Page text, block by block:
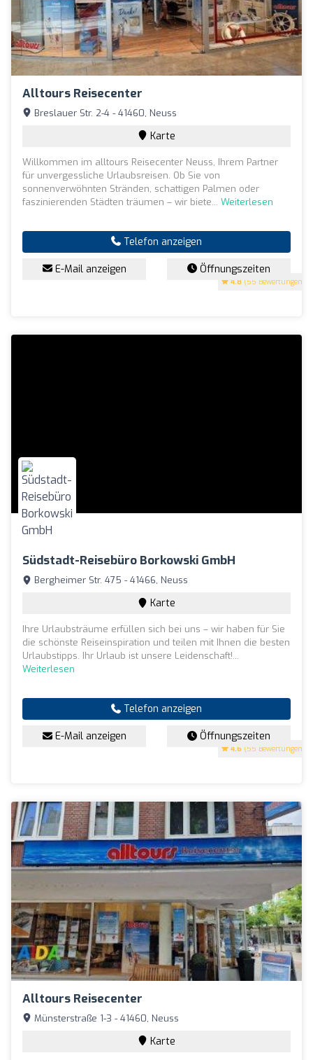
Alltours Reisecenter
4.8 (55 Bewertungen)
Breslauer Str. 2-4 - 41460, Neuss
Karte
Willkommen im alltours Reisecenter Neuss, Ihrem Partner
für unvergessliche Urlaubsreisen. Ob Sie von
sonnenverwöhnten Stränden, schattigen Palmen oder
faszinierenden Städten träumen – wir biete... Weiterlesen
Telefon anzeigen
E-Mail anzeigen Öffnungszeiten
Südstadt-Reisebüro Borkowski GmbH
4.6 (55 Bewertungen)
Bergheimer Str. 475 - 41466, Neuss
Karte
Ihre Urlaubsträume erfüllen sich bei uns – wir haben für Sie
die schönste Reiseinspiration und teilen mit Ihnen die besten
Urlaubstipps. Ihr Urlaub ist unsere Leidenschaft!...
Weiterlesen
Telefon anzeigen
E-Mail anzeigen Öffnungszeiten
Alltours Reisecenter
Münsterstraße 1-3 - 41460, Neuss
Karte